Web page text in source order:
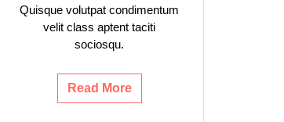
Quisque volutpat condimentum
velit class aptent taciti
sociosqu.
Read More